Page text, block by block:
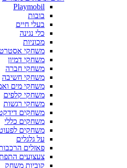
Playmobil
בובות
בעלי חיים
כלי נגינה
מכוניות
משחקי
משחקי דמיון
משחקי חברה
משחקי חשיבה
משחקי מים
משחקי קלפים
משחקי רגשות
משחקים
משחקים כללי
משחקים
על גלגלים
פאזלים הרכבות
צעצועים
קוביות משחק